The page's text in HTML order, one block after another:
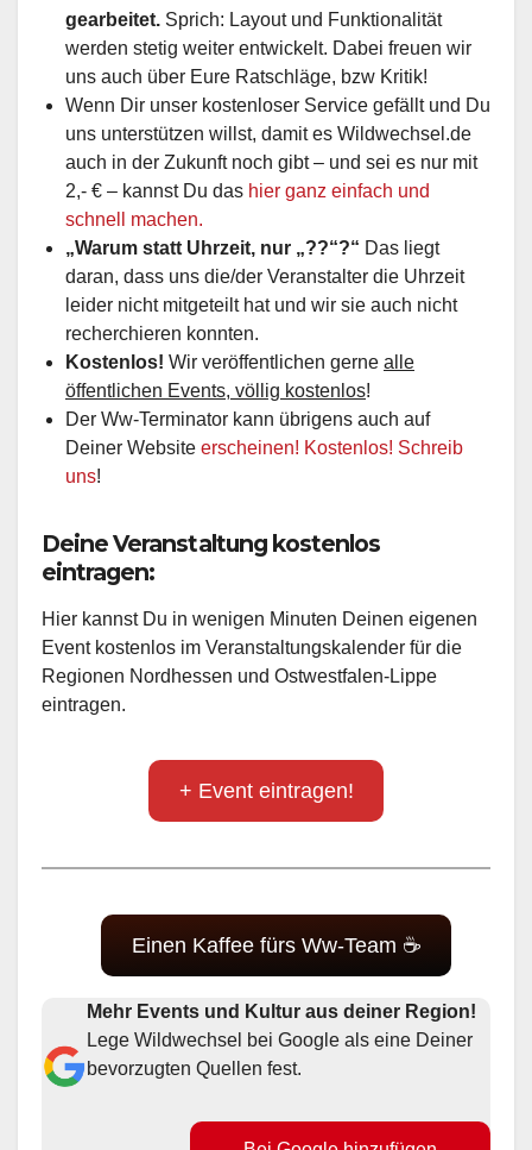
gearbeitet. Sprich: Layout und Funktionalität
werden stetig weiter entwickelt. Dabei freuen wir
uns auch über Eure Ratschläge, bzw Kritik!
Wenn Dir unser kostenloser Service gefällt und Du
uns unterstützen willst, damit es Wildwechsel.de
auch in der Zukunft noch gibt – und sei es nur mit
2,- € – kannst Du das hier ganz einfach und
schnell machen.
„Warum statt Uhrzeit, nur „??“?“ Das liegt
daran, dass uns die/der Veranstalter die Uhrzeit
leider nicht mitgeteilt hat und wir sie auch nicht
recherchieren konnten.
Kostenlos! Wir veröffentlichen gerne alle
öffentlichen Events, völlig kostenlos!
Der Ww-Terminator kann übrigens auch auf
Deiner Website erscheinen! Kostenlos! Schreib
uns!
Deine Veranstaltung kostenlos
eintragen:
Hier kannst Du in wenigen Minuten Deinen eigenen
Event kostenlos im Veranstaltungskalender für die
Regionen Nordhessen und Ostwestfalen-Lippe
eintragen.
+ Event eintragen!
Einen Kaffee fürs Ww-Team ☕
Mehr Events und Kultur aus deiner Region!
Lege Wildwechsel bei Google als eine Deiner
bevorzugten Quellen fest.